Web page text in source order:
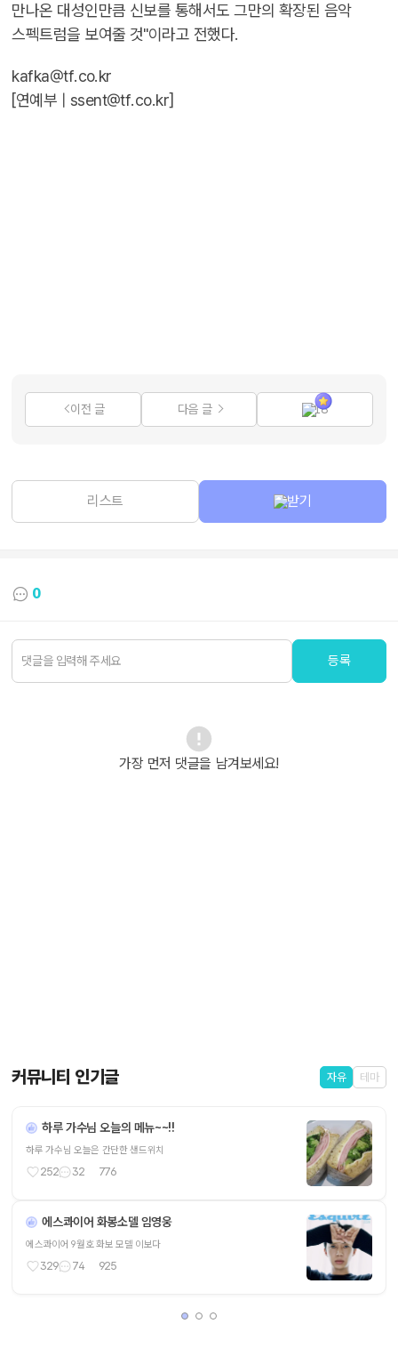
만나온 대성인만큼 신보를 통해서도 그만의 확장된 음악
스펙트럼을 보여줄 것"이라고 전했다.
kafka@tf.co.kr
[연예부 | ssent@tf.co.kr]
이전 글 다음 글 18
리스트 받기
0
등록
가장 먼저 댓글을 남겨보세요!
커뮤니티 인기글 자유 테마
하루 가수님 오늘의 메뉴~~!!
하루 가수님 오늘은 간단한 샌드위치
252 32 776
에스콰이어 화봉소델 임영웅
에스콰이어 9월호 화보 모델 이보다
329 74 925